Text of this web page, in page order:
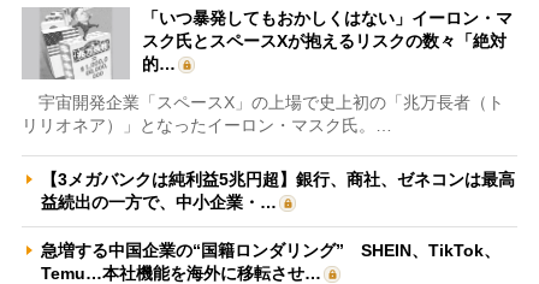
「いつ暴発してもおかしくはない」イーロン・マ
スク氏とスペースXが抱えるリスクの数々「絶対
的…
宇宙開発企業「スペースX」の上場で史上初の「兆万長者（ト
リリオネア）」となったイーロン・マスク氏。…
【3メガバンクは純利益5兆円超】銀行、商社、ゼネコンは最高
益続出の一方で、中小企業・…
急増する中国企業の“国籍ロンダリング” SHEIN、TikTok、
Temu…本社機能を海外に移転させ…